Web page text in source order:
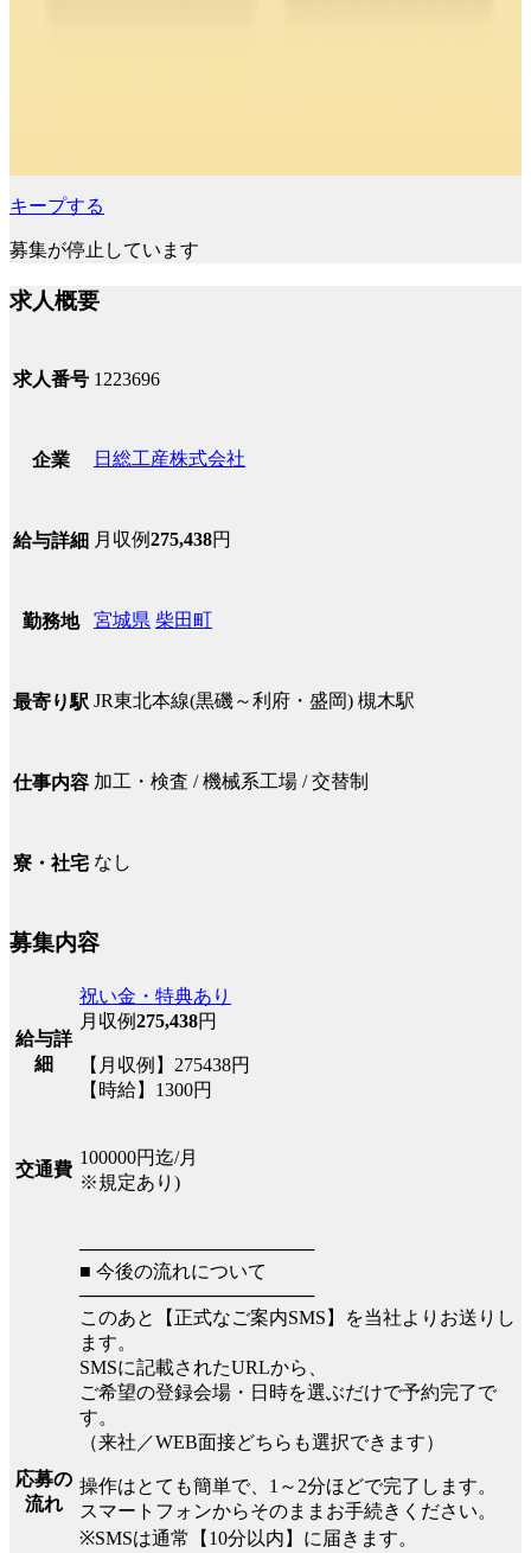
キープする
募集が停止しています
求人概要
求人番号 1223696
企業 日総工産株式会社
給与詳細 月収例275,438円
勤務地 宮城県 柴田町
最寄り駅 JR東北本線(黒磯～利府・盛岡) 槻木駅
仕事内容 加工・検査 / 機械系工場 / 交替制
寮・社宅 なし
募集内容
給与詳
細
祝い金・特典あり
月収例275,438円
【月収例】275438円
【時給】1300円
交通費
100000円迄/月
※規定あり)
応募の
流れ
──────────────────
■ 今後の流れについて
──────────────────
このあと【正式なご案内SMS】を当社よりお送りし
ます。
SMSに記載されたURLから、
ご希望の登録会場・日時を選ぶだけで予約完了で
す。
（来社／WEB面接どちらも選択できます）
操作はとても簡単で、1～2分ほどで完了します。
スマートフォンからそのままお手続きください。
※SMSは通常【10分以内】に届きます。